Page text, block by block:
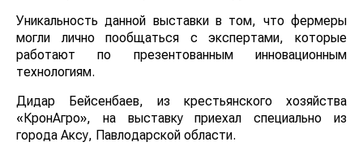
Уникальность данной выставки в том, что фермеры
могли лично пообщаться с экспертами, которые
работают по презентованным инновационным
технологиям.
Дидар Бейсенбаев, из крестьянского хозяйства
«КронАгро», на выставку приехал специально из
города Аксу, Павлодарской области.